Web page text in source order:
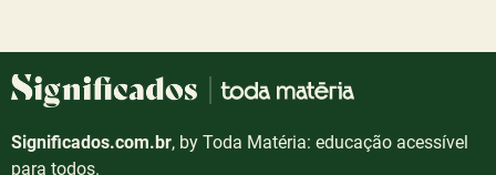
Significados.com.br, by Toda Matéria: educação acessível
para todos.